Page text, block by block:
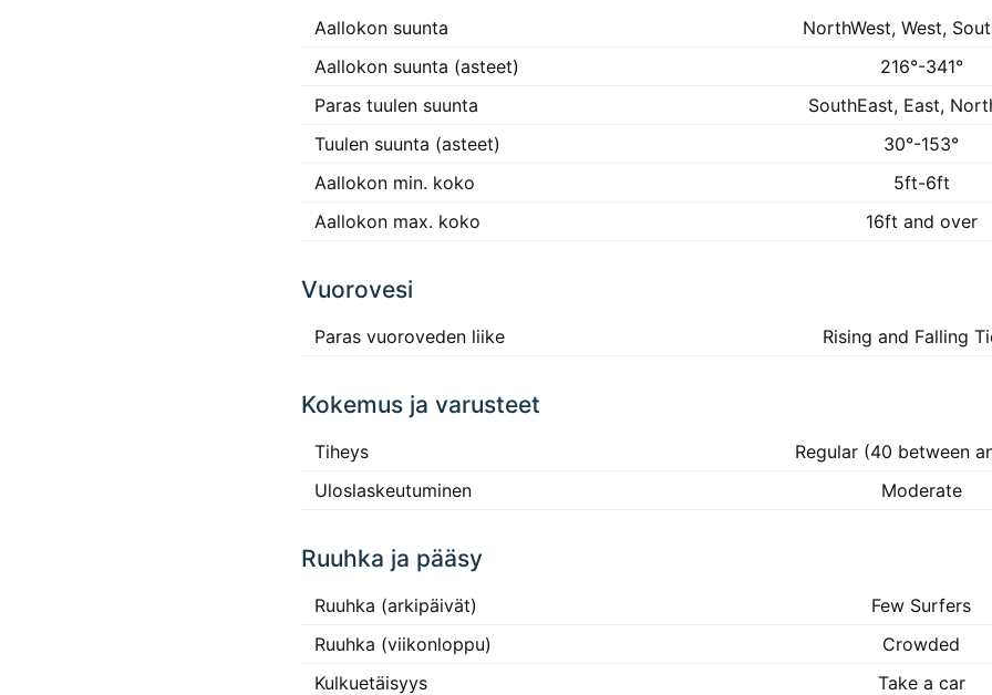
Aallokon suunta
NorthWest, West,
Aallokon suunta (asteet)
216°-341°
Paras tuulen suunta
SouthEast, East,
Tuulen suunta (asteet)
30°-153°
Aallokon min. koko
5ft-6ft
Aallokon max. koko
16ft and over
Vuorovesi
Paras vuoroveden liike Rising and Falling
Kokemus ja varusteet
Tiheys
Regular (40 between
Uloslaskeutuminen
Moderate
Ruuhka ja pääsy
Ruuhka (arkipäivät)
Few Surfers
Ruuhka (viikonloppu)
Crowded
Kulkuetäisyys
Take a car